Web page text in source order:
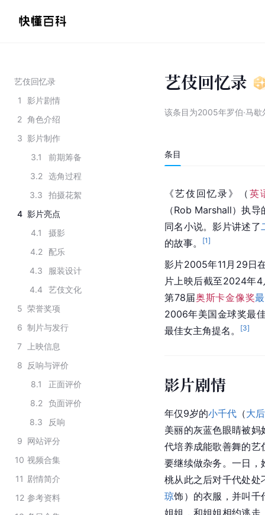
艺伎回忆录
1
影片剧情
2 角色介绍
3 影片制作
3.1
前期筹备
3.2
选角过程
3.3
拍摄花絮
4 影片亮点
4.1
摄影
4.2
配乐
4.3
服装设计
4.4
艺伎文化
5 荣誉奖项
6 制片与发行
7
上映信息
8
反响与评价
8.1
正面评价
8.2
负面评价
8.3
反响
9 网站评分
10 视频合集
11 剧情简介
12 参考资料
艺伎回忆录
该条目为2005年罗伯·马
条目
《艺伎回忆录》（ 英
（Rob Marshall）执
同名小说。影片讲述了
的故事。
[1]
影片2005年11月29日
片上映后截至2024年
第78届奥斯卡金像奖
2006年美国金球奖最
最佳女主角提名。
[3]
影片剧情
年仅9岁的小千代 （大
美丽的灰蓝色眼睛被
代培养成能歌善舞的艺
要继续做杂务。一日
桃从此之后对千代处处
琼饰）的衣服，并叫千
姐姐，和姐姐相约逃走